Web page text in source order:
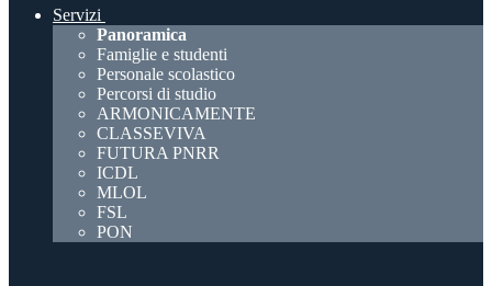
Servizi
Panoramica
Famiglie e studenti
Personale scolastico
Percorsi di studio
ARMONICAMENTE
CLASSEVIVA
FUTURA PNRR
ICDL
MLOL
FSL
PON